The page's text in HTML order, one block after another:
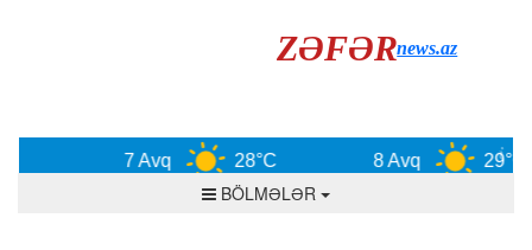
ZƏFƏRnews.az
7 Avq 28°C 8 Avq 29°C
BÖLMƏLƏR